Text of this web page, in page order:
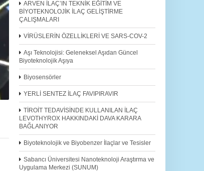
ARVEN İLAÇ’IN TEKNİK EĞİTİM VE
BİYOTEKNOLOJİK İLAÇ GELİŞTİRME
ÇALIŞMALARI
VİRÜSLERİN ÖZELLİKLERİ VE SARS-COV-2
Aşı Teknolojisi: Geleneksel Aşıdan Güncel
Biyoteknolojik Aşıya
Biyosensörler
YERLİ SENTEZ İLAÇ FAVIPIRAVIR
TİROİT TEDAVİSİNDE KULLANILAN İLAÇ
LEVOTHYROX HAKKINDAKİ DAVA KARARA
BAĞLANIYOR
Biyoteknolojik ve Biyobenzer İlaçlar ve Tesisler
Sabancı Üniversitesi Nanoteknoloji Araştırma ve
Uygulama Merkezi (SUNUM)